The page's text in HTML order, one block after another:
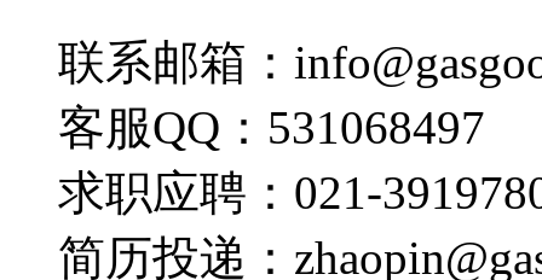
联系邮箱：
客服QQ：531068497
求职应聘：021-
简历投递：